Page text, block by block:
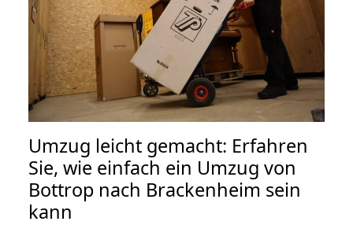
Umzug leicht gemacht: Erfahren
Sie, wie einfach ein Umzug von
Bottrop nach Brackenheim sein
kann